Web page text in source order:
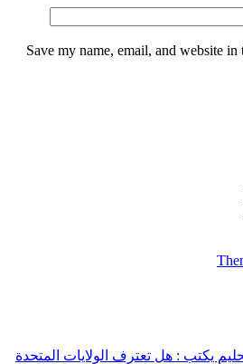
Save my name, email, and website
يكتب : هل تعترف الولايات المتحدة